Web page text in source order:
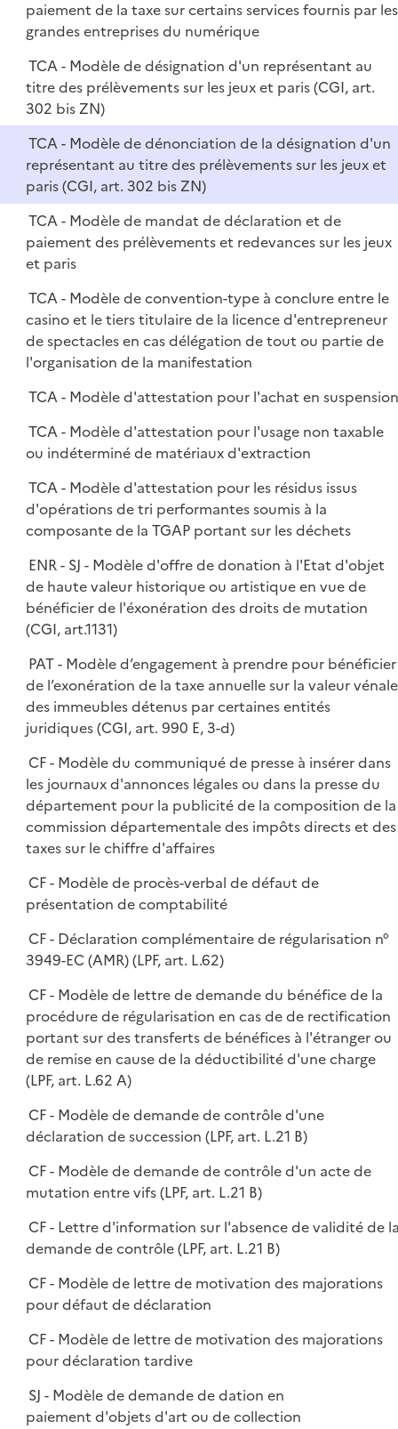
paiement de la taxe sur certains services fournis par les
grandes entreprises du numérique
TCA - Modèle de désignation d'un représentant au
titre des prélèvements sur les jeux et paris (CGI, art.
302 bis ZN)
TCA - Modèle de dénonciation de la désignation d'un
représentant au titre des prélèvements sur les jeux et
paris (CGI, art. 302 bis ZN)
TCA - Modèle de mandat de déclaration et de
paiement des prélèvements et redevances sur les jeux
et paris
TCA - Modèle de convention-type à conclure entre le
casino et le tiers titulaire de la licence d'entrepreneur
de spectacles en cas délégation de tout ou partie de
l'organisation de la manifestation
TCA - Modèle d'attestation pour l'achat en
TCA - Modèle d'attestation pour l'usage non taxable
ou indéterminé de matériaux d'extraction
TCA - Modèle d'attestation pour les résidus issus
d'opérations de tri performantes soumis à la
composante de la TGAP portant sur les déchets
ENR - SJ - Modèle d'offre de donation à l'Etat d'objet
de haute valeur historique ou artistique en vue de
bénéficier de l'éxonération des droits de mutation
(CGI, art.1131)
PAT - Modèle d’engagement à prendre pour bénéficier
de l’exonération de la taxe annuelle sur la valeur vénale
des immeubles détenus par certaines entités
juridiques (CGI, art. 990 E, 3-d)
CF - Modèle du communiqué de presse à insérer dans
les journaux d'annonces légales ou dans la presse du
département pour la publicité de la composition de la
commission départementale des impôts directs et des
taxes sur le chiffre d'affaires
CF - Modèle de procès-verbal de défaut de
présentation de comptabilité
CF - Déclaration complémentaire de régularisation n°
3949-EC (AMR) (LPF, art. L.62)
CF - Modèle de lettre de demande du bénéfice de la
procédure de régularisation en cas de de rectification
portant sur des transferts de bénéfices à l'étranger ou
de remise en cause de la déductibilité d'une charge
(LPF, art. L.62 A)
CF - Modèle de demande de contrôle d'une
déclaration de succession (LPF, art. L.21 B)
CF - Modèle de demande de contrôle d'un acte de
mutation entre vifs (LPF, art. L.21 B)
CF - Lettre d'information sur l'absence de validité de
demande de contrôle (LPF, art. L.21 B)
CF - Modèle de lettre de motivation des majorations
pour défaut de déclaration
CF - Modèle de lettre de motivation des majorations
pour déclaration tardive
SJ - Modèle de demande de dation en
paiement d'objets d'art ou de collection